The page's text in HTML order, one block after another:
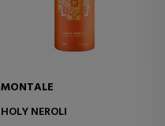
MONTALE
HOLY NEROLI